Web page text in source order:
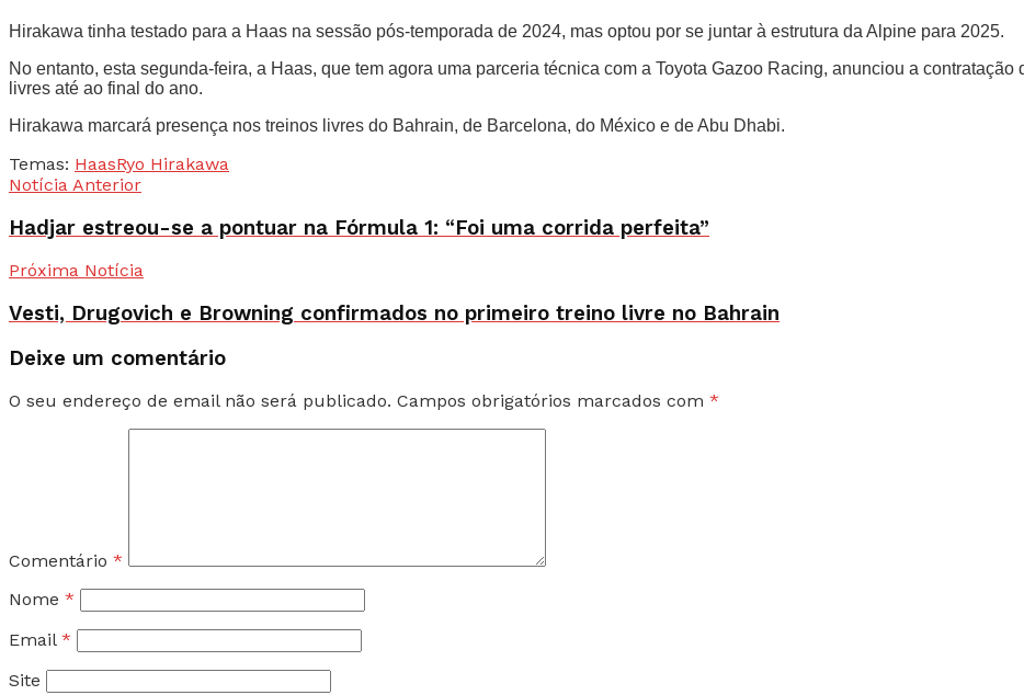
Hirakawa tinha testado para a Haas na sessão pós-temporada de 2024, mas optou por se juntar à estrutura da Alpine para 2025.
No entanto, esta segunda-feira, a Haas, que tem agora uma parceria técnica com a Toyota Gazoo Racing, anunciou a
livres até ao final do ano.
Hirakawa marcará presença nos treinos livres do Bahrain, de Barcelona, do México e de Abu Dhabi.
Temas: HaasRyo Hirakawa
Notícia Anterior
Hadjar estreou-se a pontuar na Fórmula 1: “Foi uma corrida perfeita”
Próxima Notícia
Vesti, Drugovich e Browning confirmados no primeiro treino livre no Bahrain
Deixe um comentário
O seu endereço de email não será publicado. Campos obrigatórios marcados com *
Comentário *
Nome *
Email *
Site